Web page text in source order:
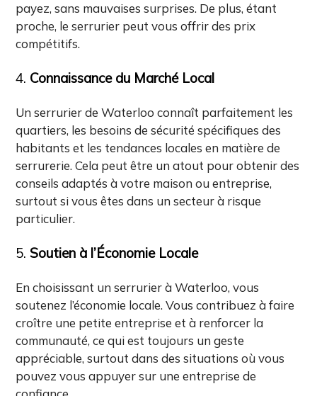
payez, sans mauvaises surprises. De plus, étant
proche, le serrurier peut vous offrir des prix
compétitifs.
4. Connaissance du Marché Local
Un serrurier de Waterloo connaît parfaitement les
quartiers, les besoins de sécurité spécifiques des
habitants et les tendances locales en matière de
serrurerie. Cela peut être un atout pour obtenir des
conseils adaptés à votre maison ou entreprise,
surtout si vous êtes dans un secteur à risque
particulier.
5. Soutien à l’Économie Locale
En choisissant un serrurier à Waterloo, vous
soutenez l’économie locale. Vous contribuez à faire
croître une petite entreprise et à renforcer la
communauté, ce qui est toujours un geste
appréciable, surtout dans des situations où vous
pouvez vous appuyer sur une entreprise de